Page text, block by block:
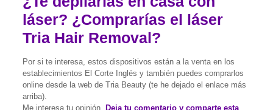
láser? ¿Comprarías el láser
Tria Hair Removal?
Por si te interesa, estos dispositivos están a la venta en los
establecimientos El Corte Inglés y también puedes comprarlos
online desde la web de Tria Beauty (te he dejado el enlace más
arriba).
Me interesa tu opinión. Deja tu comentario y comparte esta